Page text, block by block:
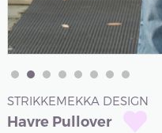
STRIKKEMEKKA DESIGN
Havre Pullover